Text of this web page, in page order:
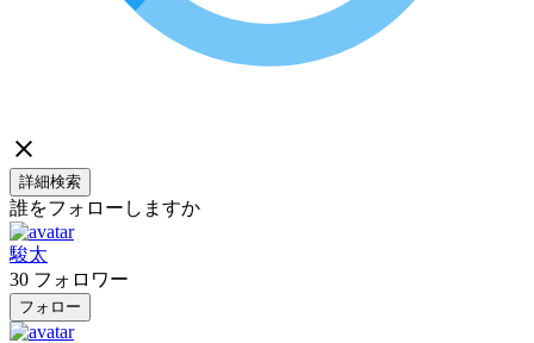
詳細検索
誰をフォローしますか
駿太
30 フォロワー
フォロー